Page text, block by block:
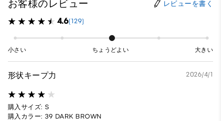
お客様のレビュー レビューを書く
4.6(129)
小さい ちょうどよい 大きい
形状キープ力 2026/4/1
購入サイズ: S
購入カラー: 39 DARK BROWN